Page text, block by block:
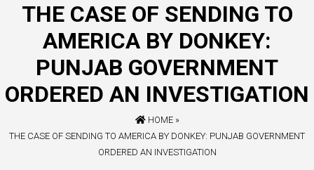
THE CASE OF SENDING TO
AMERICA BY DONKEY:
PUNJAB GOVERNMENT
ORDERED AN INVESTIGATION
HOME»
THE CASE OF SENDING TO AMERICA BY DONKEY: PUNJAB GOVERNMENT
ORDERED AN INVESTIGATION